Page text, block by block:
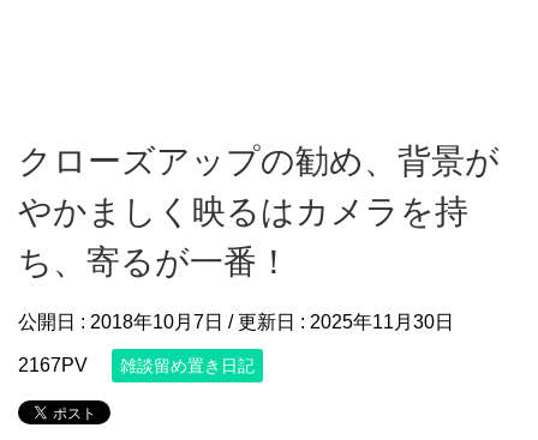
クローズアップの勧め、背景が
やかましく映るはカメラを持
ち、寄るが一番！
公開日 : 2018年10月7日 / 更新日 : 2025年11月30日
2167PV 雑談留め置き日記